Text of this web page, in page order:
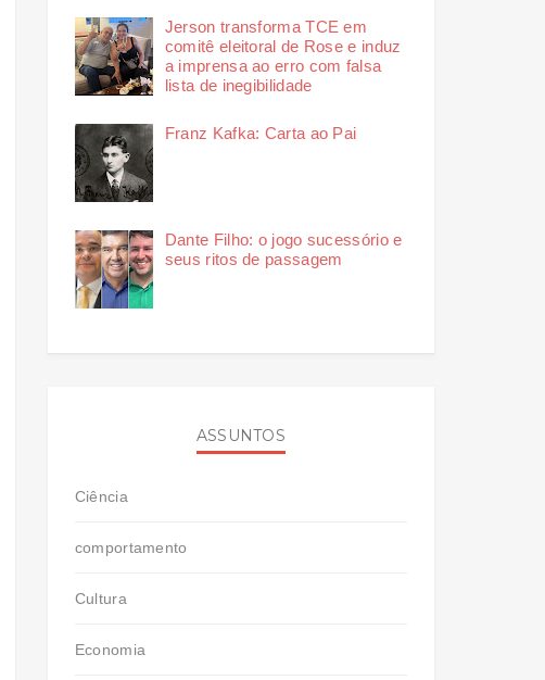
Jerson transforma TCE em
comitê eleitoral de Rose e induz
a imprensa ao erro com falsa
lista de inegibilidade
Franz Kafka: Carta ao Pai
Dante Filho: o jogo sucessório e
seus ritos de passagem
ASSUNTOS
Ciência
comportamento
Cultura
Economia